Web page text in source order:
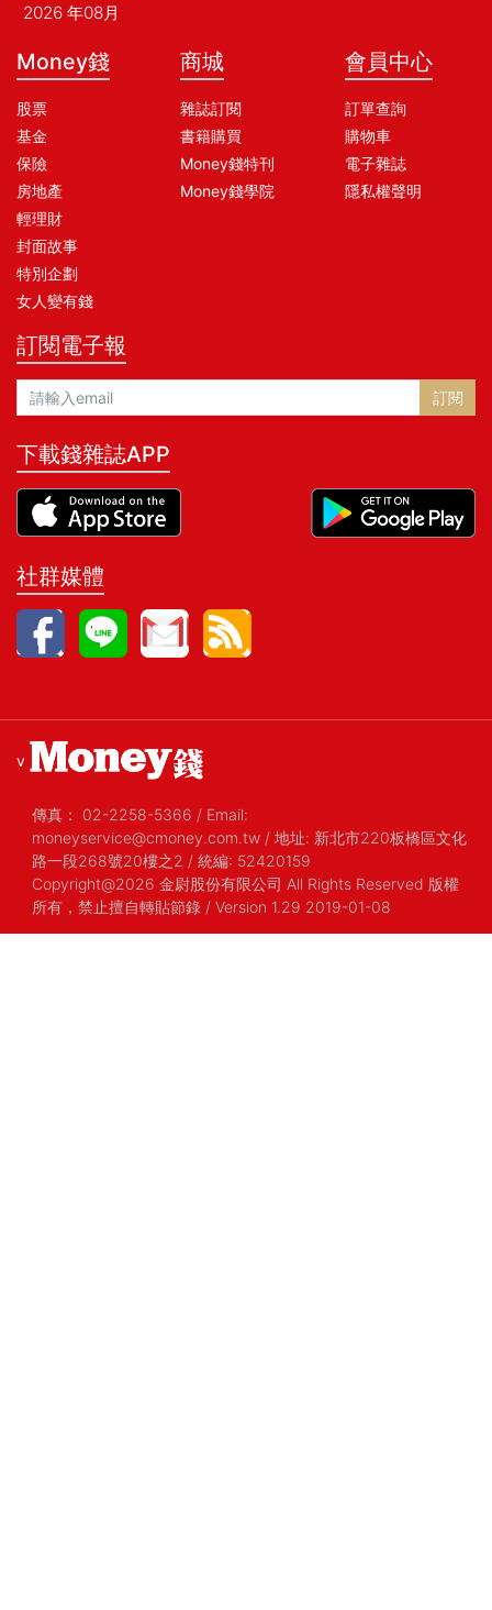
2026 年08月
Money錢
股票
基金
保險
房地產
輕理財
封面故事
特別企劃
女人變有錢
商城
雜誌訂閱
書籍購買
Money錢特刊
Money錢學院
會員中心
訂單查詢
購物車
電子雜誌
隱私權聲明
訂閱電子報
訂閱
下載錢雜誌APP
社群媒體
v
傳真： 02-2258-5366 / Email:
moneyservice@cmoney.com.tw / 地址: 新北市220板橋區文化
路一段268號20樓之2 / 統編: 52420159
Copyright@2026 金尉股份有限公司 All Rights Reserved 版權
所有，禁止擅自轉貼節錄 / Version 1.29 2019-01-08